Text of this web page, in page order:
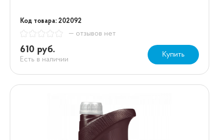
Код товара: 202092
— отзывов нет
610 руб.
Есть в наличии
Купить